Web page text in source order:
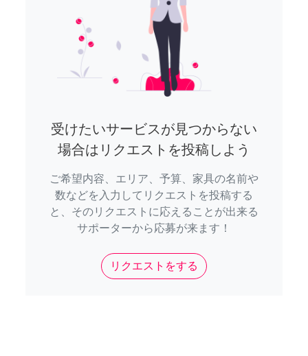
受けたいサービスが見つからない
場合はリクエストを投稿しよう
ご希望内容、エリア、予算、家具の名前や
数などを入力してリクエストを投稿する
と、そのリクエストに応えることが出来る
サポーターから応募が来ます！
リクエストをする